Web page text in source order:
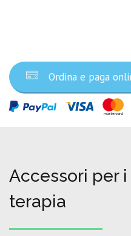
Ordina e paga
Accessori per
terapia